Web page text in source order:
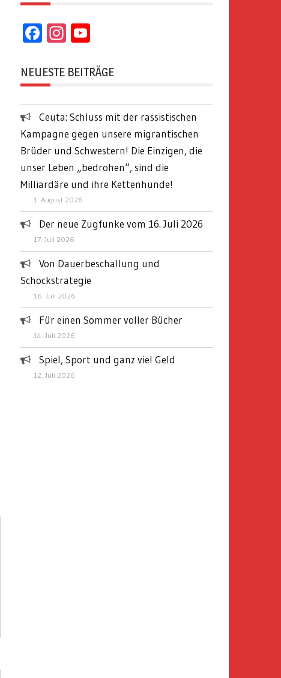
Facebook
Instagram
YouTube
NEUESTE BEITRÄGE
Ceuta: Schluss mit der rassistischen
Kampagne gegen unsere migrantischen
Brüder und Schwestern! Die Einzigen, die
unser Leben „bedrohen“, sind die
Milliardäre und ihre Kettenhunde!
1. August 2026
Der neue Zugfunke vom 16. Juli 2026
17. Juli 2026
Von Dauerbeschallung und
Schockstrategie
16. Juli 2026
Für einen Sommer voller Bücher
14. Juli 2026
Spiel, Sport und ganz viel Geld
12. Juli 2026